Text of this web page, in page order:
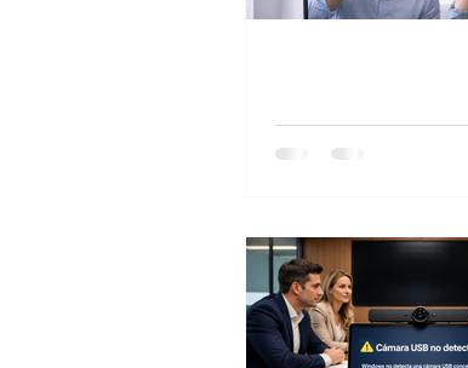
No se escucha
videoconferencia
donde el audio falla
híbrida, impidiendo
remotos escuchen